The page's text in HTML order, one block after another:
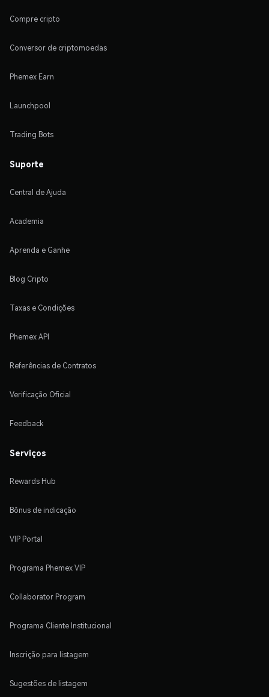
Compre cripto
Conversor de criptomoedas
Phemex Earn
Launchpool
Trading Bots
Suporte
Central de Ajuda
Academia
Aprenda e Ganhe
Blog Cripto
Taxas e Condições
Phemex API
Referências de Contratos
Verificação Oficial
Feedback
Serviços
Rewards Hub
Bônus de indicação
VIP Portal
Programa Phemex VIP
Collaborator Program
Programa Cliente Institucional
Inscrição para listagem
Sugestões de listagem